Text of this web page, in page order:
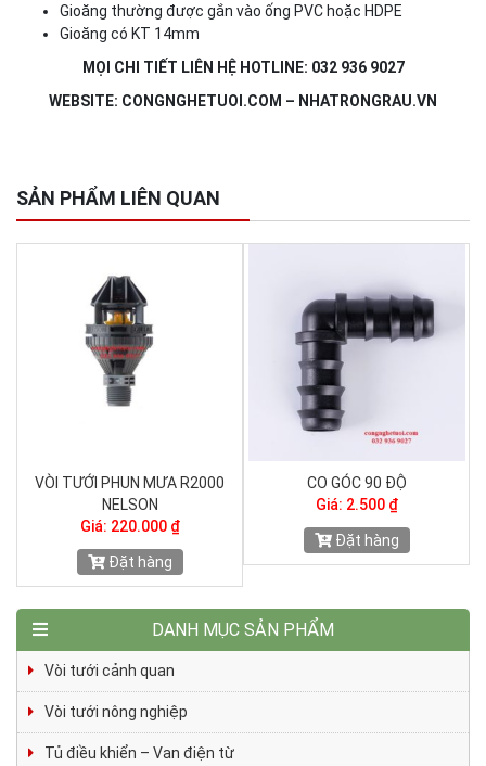
Gioăng thường được gắn vào ống PVC hoặc HDPE
Gioăng có KT 14mm
MỌI CHI TIẾT LIÊN HỆ HOTLINE: 032 936 9027
WEBSITE: CONGNGHETUOI.COM – NHATRONGRAU.VN
SẢN PHẨM LIÊN QUAN
VÒI TƯỚI PHUN MƯA R2000
NELSON
Giá: 220.000 ₫
Đặt hàng
CO GÓC 90 ĐỘ
Giá: 2.500 ₫
Đặt hàng
DANH MỤC SẢN PHẨM
Vòi tưới cảnh quan
Vòi tưới nông nghiệp
Tủ điều khiển – Van điện từ